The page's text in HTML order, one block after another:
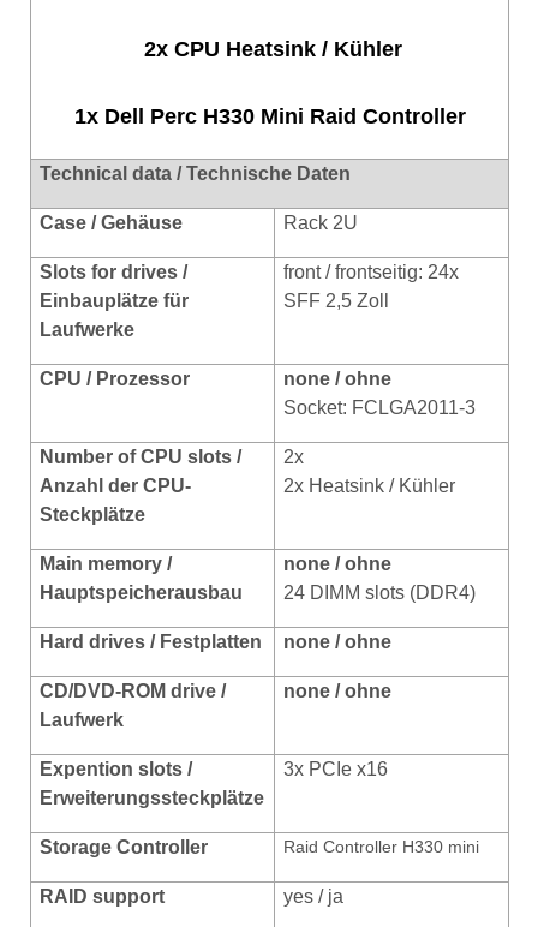
2x CPU Heatsink / Kühler
1x Dell Perc H330 Mini Raid Controller
Technical data / Technische Daten
Case / Gehäuse Rack 2U
Slots for drives /
Einbauplätze für
Laufwerke
front / frontseitig: 24x
SFF 2,5 Zoll
CPU / Prozessor
none / ohne
Socket: FCLGA2011-3
Number of CPU slots /
Anzahl der CPU-
Steckplätze
2x
2x Heatsink / Kühler
Main memory /
Hauptspeicherausbau
none / ohne
24 DIMM slots (DDR4)
Hard drives/ Festplatten none / ohne
CD/DVD-ROM drive /
Laufwerk
none / ohne
Expention slots /
Erweiterungssteckplätze
3x PCIe x16
Storage Controller Raid Controller H330 mini
RAID support yes / ja